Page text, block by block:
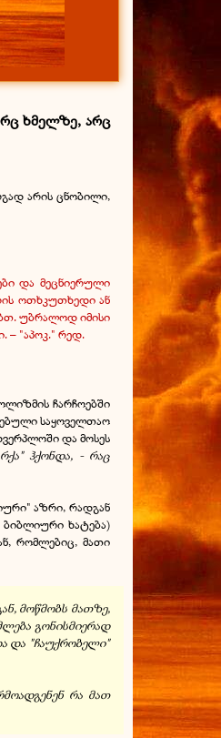
ხმელზე, არც
არის ცნობილი,
და მეცნიერული
ოთხკუთხედი ან
უბრალოდ იმისი
– "აპოკ." რედ.
ჩარჩოებში
საყოველთაო
და მოსეს
ჰქონდა, - რაც
აზრი, რადგან
ბიბლიური ხატება)
რომლებიც, მათი
მოწმობს მათზე,
გონისმიერად
და "ჩაუქრობელი"
რა მათ